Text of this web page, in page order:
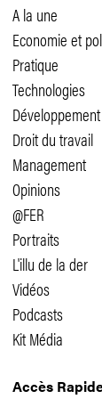
A la une
Economie et
Pratique
Technologies
Droit du travail
Management
Opinions
@FER
Portraits
L'illu de la der
Vidéos
Podcasts
Kit Média
Accès